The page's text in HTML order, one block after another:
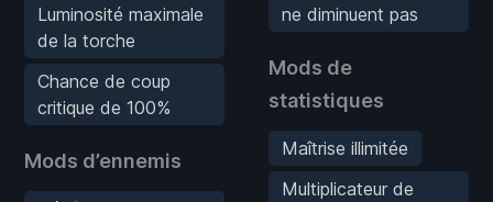
Luminosité maximale
de la torche
Chance de coup
critique de 100%
Mods d’ennemis
ne diminuent pas
Mods de
statistiques
Maîtrise illimitée
Multiplicateur de